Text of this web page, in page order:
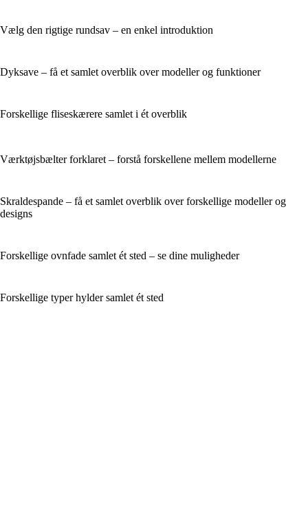
Vælg den rigtige rundsav – en enkel introduktion
Dyksave – få et samlet overblik over modeller og funktioner
Forskellige fliseskærere samlet i ét overblik
Værktøjsbælter forklaret – forstå forskellene mellem modellerne
Skraldespande – få et samlet overblik over forskellige modeller og
designs
Forskellige ovnfade samlet ét sted – se dine muligheder
Forskellige typer hylder samlet ét sted